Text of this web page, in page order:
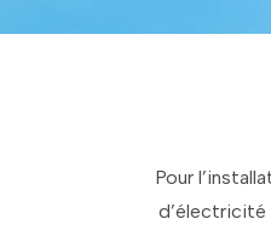
Pour
d’électricité